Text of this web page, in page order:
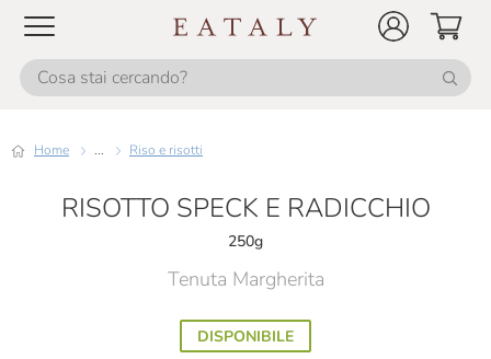
Home ... Riso e risotti
RISOTTO SPECK E RADICCHIO
250g
Tenuta Margherita
DISPONIBILE